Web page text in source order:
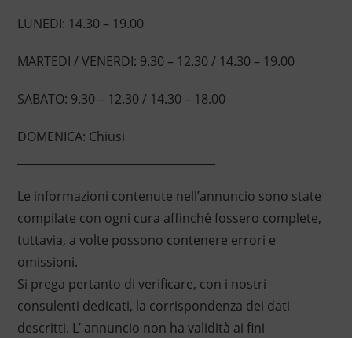
LUNEDI: 14.30 – 19.00
MARTEDI / VENERDI: 9.30 – 12.30 / 14.30 – 19.00
SABATO: 9.30 – 12.30 / 14.30 – 18.00
DOMENICA: Chiusi
Le informazioni contenute nell’annuncio sono state
compilate con ogni cura affinché fossero complete,
tuttavia, a volte possono contenere errori e
omissioni.
Si prega pertanto di verificare, con i nostri
consulenti dedicati, la corrispondenza dei dati
descritti. L’ annuncio non ha validità ai fini